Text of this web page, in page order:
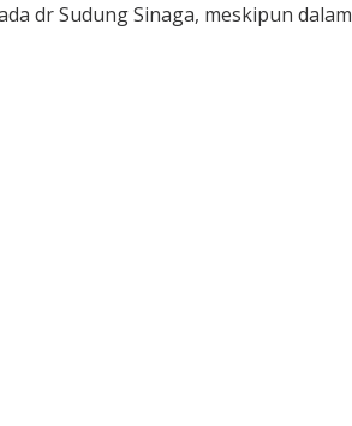
dr Sudung Sinaga, meskipun dalam